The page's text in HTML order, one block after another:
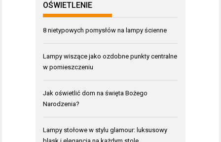
OŚWIETLENIE
8 nietypowych pomysłów na lampy ścienne
Lampy wiszące jako ozdobne punkty centralne
w pomieszczeniu
Jak oświetlić dom na święta Bożego
Narodzenia?
Lampy stołowe w stylu glamour: luksusowy